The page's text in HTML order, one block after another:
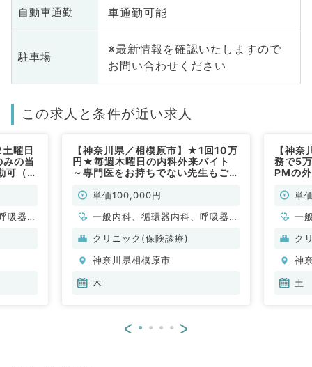
自動車通勤 車通勤可能
駐車場
※最新情報を確認いたしますので
お問い合わせください
この求人と条件が近い求人
曜日
の当
可（内
吸器内
【神奈川県／相模原市】★1回10万
円★毎週木曜日の内科外来バイト
～専門医をお持ちでない先生もご応
単価100,000円
一般内科、循環器内科、呼吸器内
科、消化器内科、内分泌・代謝内
クリニック(保険診療)
神奈川県相模原市
木
【神
務で5
PMの
系／非
単
一
科
ク
神
土
< >